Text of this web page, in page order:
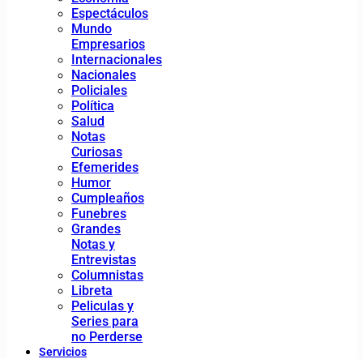
Espectáculos
Mundo
Empresarios
Internacionales
Nacionales
Policiales
Política
Salud
Notas
Curiosas
Efemerides
Humor
Cumpleaños
Funebres
Grandes
Notas y
Entrevistas
Columnistas
Libreta
Peliculas y
Series para
no Perderse
Servicios